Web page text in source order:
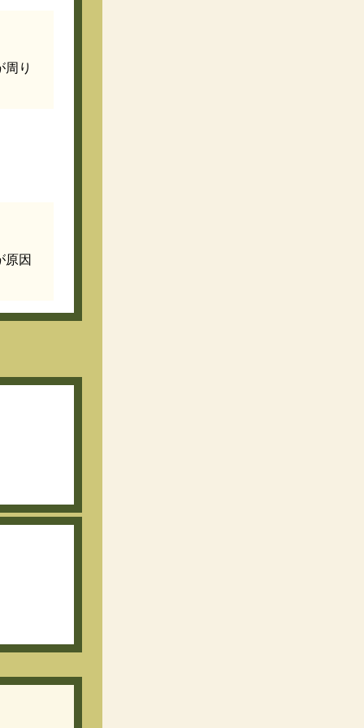
り
原因